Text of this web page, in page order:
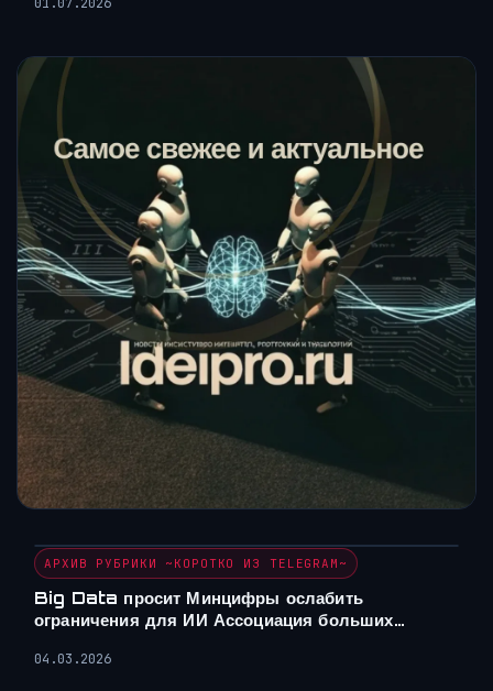
АРХИВ РУБРИКИ ~КОРОТКО ИЗ TELEGRAM~
Big Data просит Минцифры ослабить
ограничения для ИИ Ассоциация больших…
04.03.2026